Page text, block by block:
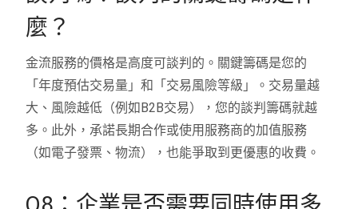
麼？
金流服務的價格是高度可談判的。關鍵籌碼是您的
「年度預估交易量」和「交易風險等級」。交易量越
大、風險越低（例如B2B交易），您的談判籌碼就越
多。此外，承諾長期合作或使用服務商的加值服務
（如電子發票、物流），也能爭取到更優惠的收費。